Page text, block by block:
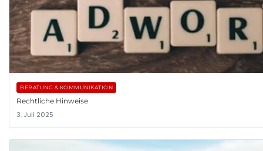
BERATUNG & KOMMUNIKATION
Rechtliche Hinweise
3. Juli 2025